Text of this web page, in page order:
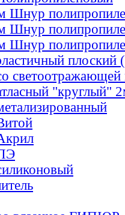
Шнур
Шнур
Шнур
плоский
светоотражающей
"круглый"